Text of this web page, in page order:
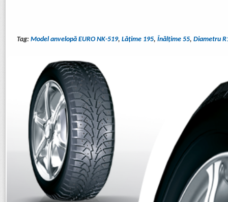
Tag: Model anvelopă EURO NK-519, Lăţime 195, Înălţime 55, Diametru